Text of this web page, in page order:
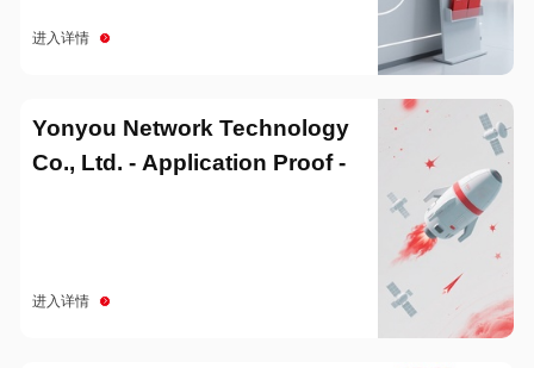
进入详情
Yonyou Network Technology
Co., Ltd. - Application Proof -
进入详情